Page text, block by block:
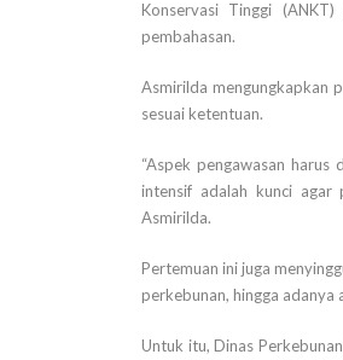
Konservasi Tinggi
pembahasan.
Asmirilda mengungkapkan
sesuai ketentuan.
“Aspek pengawasan
intensif adalah kunci agar
Asmirilda.
Pertemuan ini juga
perkebunan, hingga adanya
Untuk itu, Dinas